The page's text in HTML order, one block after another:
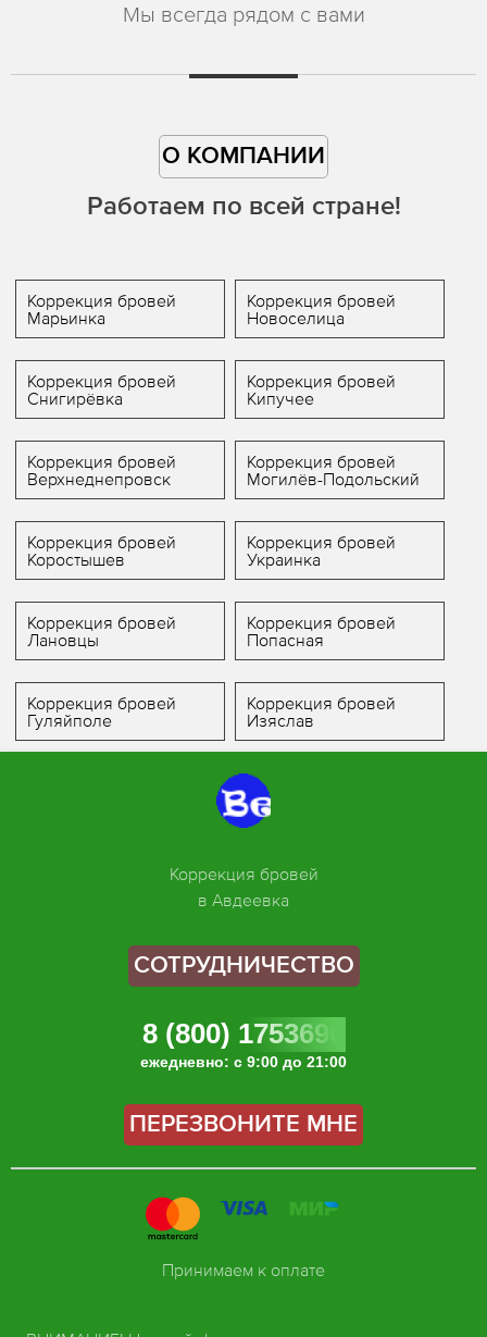
Мы всегда рядом с вами
О КОМПАНИИ
Работаем по всей стране!
Коррекция бровей
Марьинка
Коррекция бровей
Новоселица
Коррекция бровей
Снигирёвка
Коррекция бровей
Кипучее
Коррекция бровей
Верхнеднепровск
Коррекция бровей
Могилёв-Подольский
Коррекция бровей
Коростышев
Коррекция бровей
Украинка
Коррекция бровей
Лановцы
Коррекция бровей
Попасная
Коррекция бровей
Гуляйполе
Коррекция бровей
Изяслав
Коррекция бровей
в Авдеевка
СОТРУДНИЧЕСТВО
8 (800) 1753696
ежедневно: с 9:00 до 21:00
ПЕРЕЗВОНИТЕ МНЕ
Принимаем к оплате